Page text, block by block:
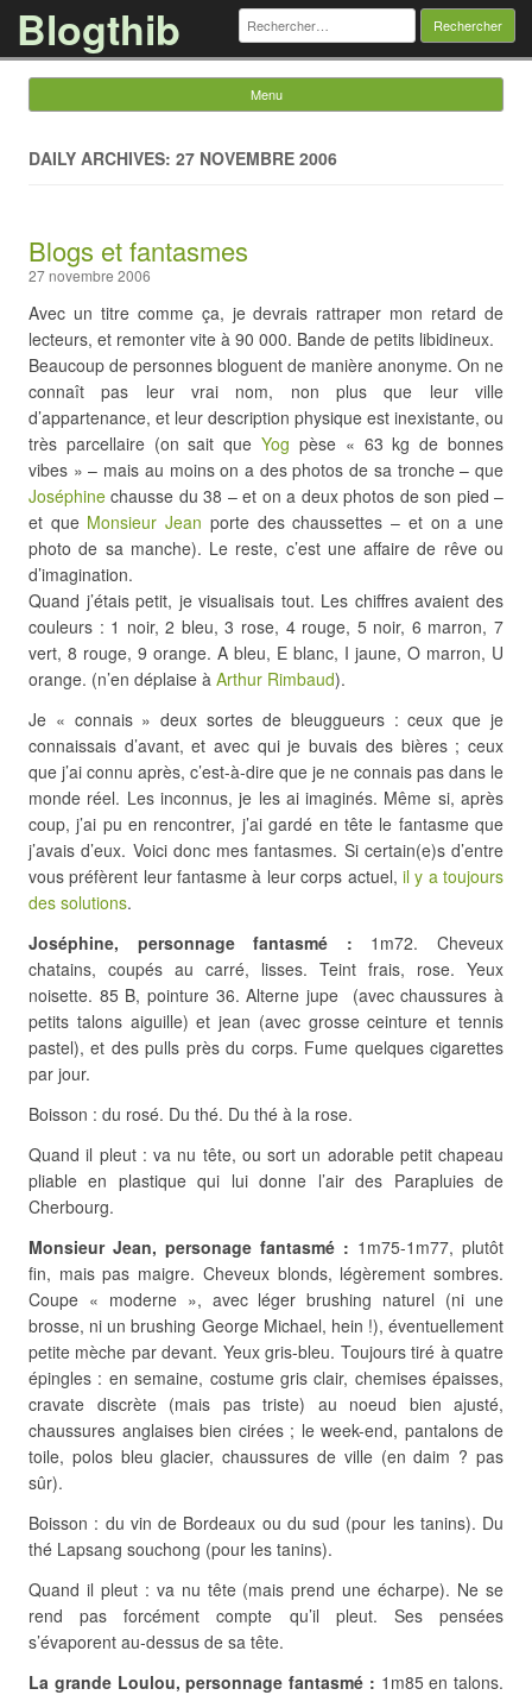
Blogthib Rechercher :
Menu
DAILY ARCHIVES: 27 NOVEMBRE 2006
Blogs et fantasmes
27 novembre 2006
Avec un titre comme ça, je devrais rattraper mon retard de
lecteurs, et remonter vite à 90 000. Bande de petits libidineux.
Beaucoup de personnes bloguent de manière anonyme. On ne
connaît pas leur vrai nom, non plus que leur ville
d’appartenance, et leur description physique est inexistante, ou
très parcellaire (on sait queYog pèse « 63 kg de bonnes
vibes » – mais au moins on a des photos de sa tronche – que
Joséphine chausse du 38 – et on a deux photos de son pied –
et que Monsieur Jean porte des chaussettes – et on a une
photo de sa manche). Le reste, c’est une affaire de rêve ou
d’imagination.
Quand j’étais petit, je visualisais tout. Les chiffres avaient des
couleurs : 1 noir, 2 bleu, 3 rose, 4 rouge, 5 noir, 6 marron, 7
vert, 8 rouge, 9 orange. A bleu, E blanc, I jaune, O marron, U
orange. (n’en déplaise à Arthur Rimbaud).
Je « connais » deux sortes de bleuggueurs : ceux que je
connaissais d’avant, et avec qui je buvais des bières ; ceux
que j’ai connu après, c’est-à-dire que je ne connais pas dans le
monde réel. Les inconnus, je les ai imaginés. Même si, après
coup, j’ai pu en rencontrer, j’ai gardé en tête le fantasme que
j’avais d’eux. Voici donc mes fantasmes. Si certain(e)s d’entre
vous préfèrent leur fantasme à leur corps actuel, il y a toujours
des solutions.
Joséphine, personnage fantasmé : 1m72. Cheveux
chatains, coupés au carré, lisses. Teint frais, rose. Yeux
noisette. 85 B, pointure 36. Alterne jupe (avec chaussures à
petits talons aiguille) et jean (avec grosse ceinture et tennis
pastel), et des pulls près du corps. Fume quelques cigarettes
par jour.
Boisson : du rosé. Du thé. Du thé à la rose.
Quand il pleut : va nu tête, ou sort un adorable petit chapeau
pliable en plastique qui lui donne l’air des Parapluies de
Cherbourg.
Monsieur Jean, personage fantasmé : 1m75-1m77, plutôt
fin, mais pas maigre. Cheveux blonds, légèrement sombres.
Coupe « moderne », avec léger brushing naturel (ni une
brosse, ni un brushing George Michael, hein !), éventuellement
petite mèche par devant. Yeux gris-bleu. Toujours tiré à quatre
épingles : en semaine, costume gris clair, chemises épaisses,
cravate discrète (mais pas triste) au noeud bien ajusté,
chaussures anglaises bien cirées ; le week-end, pantalons de
toile, polos bleu glacier, chaussures de ville (en daim ? pas
sûr).
Boisson : du vin de Bordeaux ou du sud (pour les tanins). Du
thé Lapsang souchong (pour les tanins).
Quand il pleut : va nu tête (mais prend une écharpe). Ne se
rend pas forcément compte qu’il pleut. Ses pensées
s’évaporent au-dessus de sa tête.
La grande Loulou, personnage fantasmé : 1m85 en talons.